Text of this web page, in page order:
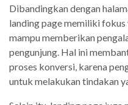
Dibandingkan dengan
landing page memiliki
mampu memberikan
pengunjung. Hal ini
proses konversi, karena
untuk melakukan tindakan